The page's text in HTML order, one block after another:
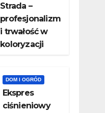
Strada –
profesjonalizm
i trwałość w
koloryzacji
DOM I OGRÓD
​Ekspres
ciśnieniowy